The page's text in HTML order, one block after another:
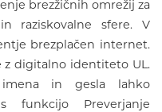
brezžičnih omrežij za
raziskovalne sfere. V
brezplačen internet.
z digitalno identiteto UL.
imena in gesla lahko
Preverjanje